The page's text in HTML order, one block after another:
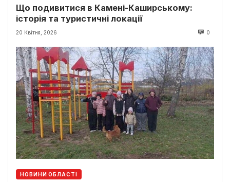
Що подивитися в Камені-Каширському:
історія та туристичні локації
20 Квітня, 2026 0
НОВИНИ ОБЛАСТІ